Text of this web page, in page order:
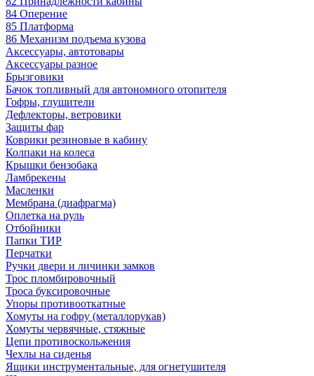
84 Оперение
85 Платформа
86 Механизм подъема кузова
Аксессуары, автотовары
Аксессуары разное
Брызговики
Бачок топливный для автономного отопителя
Гофры, глушители
Дефлекторы, ветровики
Защиты фар
Коврики резиновые в кабину
Колпаки на колеса
Крышки бензобака
Ламбрекены
Масленки
Мембрана (диафрагма)
Оплетка на руль
Отбойники
Папки ТИР
Перчатки
Ручки двери и личинки замков
Трос пломбировочный
Троса буксировочные
Упоры противооткатные
Хомуты на гофру (металлорукав)
Хомуты червячные, стяжные
Цепи противоскольжения
Чехлы на сиденья
Ящики инструментальные, для огнетушителя